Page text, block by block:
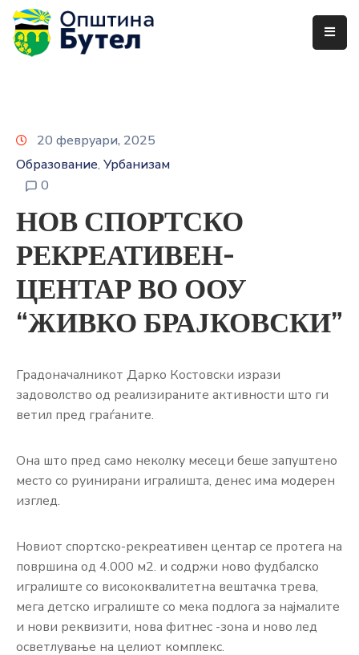
НА
ОПШТИНАТА
БУЏЕТ
УРБАНИЗАМ
ОДНОСИ
ЈАВНОСТ
КОНТАКТ
20 февруари, 2025
Образование‚ Урбанизам
0
НОВ СПОРТСКО
РЕКРЕАТИВЕН-
ЦЕНТАР ВО ООУ
“ЖИВКО БРАЈКОВСКИ”
Градоначалникот Дарко Костовски изрази
задоволство од реализираните активности што ги
ветил пред граѓаните.
Она што пред само неколку месеци беше запуштено
место со руинирани игралишта, денес има модерен
изглед.
Новиот спортско-рекреативен центар се протега на
површина од 4.000 м2. и содржи ново фудбалско
игралиште со висококвалитетна вештачка трева,
мега детско игралиште со мека подлога за најмалите
и нови реквизити, нова фитнес -зона и ново лед
осветлување на целиот комплекс.